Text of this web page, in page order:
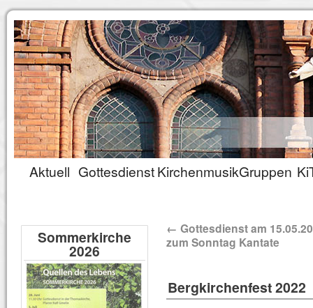
Aktuell GottesdienstKirchenmusikGruppen
← Gottesdienst am
zum Sonntag Kantate
Bergkirchenfest 2022
Sommerkirche
2026